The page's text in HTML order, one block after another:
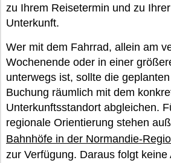
zu Ihrem Reisetermin und zu
Unterkunft.
Wer mit dem Fahrrad, allein am
Wochenende oder in einer
unterwegs ist, sollte die
Buchung räumlich mit dem
Unterkunftsstandort abgleichen.
regionale Orientierung stehen
Bahnhöfe in der Normandie-
zur Verfügung. Daraus folgt